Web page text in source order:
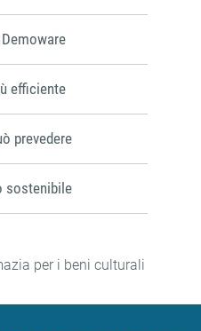
efficiente
prevedere
sostenibile
per i beni culturali